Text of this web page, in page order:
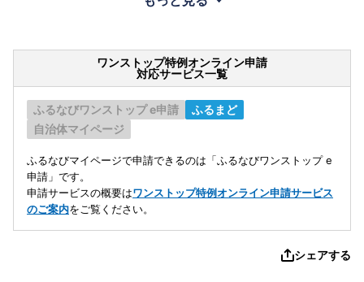
ワンストップ特例オンライン申請
対応サービス一覧
ふるなびワンストップ e申請
ふるまど
自治体マイページ
ふるなびマイページで申請できるのは「ふるなびワンストップ e
申請」です。
申請サービスの概要はワンストップ特例オンライン申請サービス
のご案内をご覧ください。
シェアする